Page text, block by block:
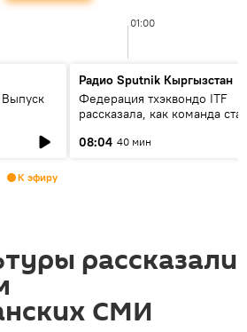
01:00
Радио Sputnik Кыргызстан
Федерация тхэквондо ITF
рассказала, как команда
08:04 40 мин
К эфиру
рассказали
СМИ